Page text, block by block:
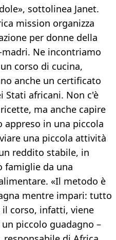
sottolinea Janet.
mission organizza
per donne della
Ne incontriamo
corso di cucina,
anche un certificato
Stati africani. Non c'è
ma anche capire
in una piccola
una piccola attività
reddito stabile, in
famiglie da una
«Il metodo è
mentre impari: tutto
corso, infatti, viene
piccolo guadagno –